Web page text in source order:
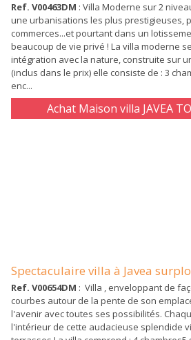
Ref. V00463DM : Villa Moderne sur 2
une urbanisations les plus prestigieuses,
commerces...et pourtant dans un
beaucoup de vie privé ! La villa moderne
intégration avec la nature, construite sur
(inclus dans le prix) elle consiste de : 3
enc...
Achat Maison villa JAVEA
Spectaculaire villa à Javea
Ref. V00654DM : Villa , enveloppant de
courbes autour de la pente de son
l'avenir avec toutes ses possibilités.
l'intérieur de cette audacieuse splendide